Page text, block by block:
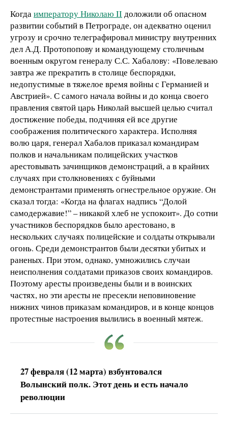
Когдаимператору Николаю IIдоложили об опасном
развитии событий в Петрограде, он адекватно оценил
угрозу и срочно телеграфировал министру внутренних
дел А.Д. Протопопову и командующему столичным
военным округом генералу С.С. Хабалову: «Повелеваю
завтра же прекратить в столице беспорядки,
недопустимые в тяжелое время войны с Германией и
Австрией». С самого начала войны и до конца своего
правления святой царь Николай высшей целью считал
достижение победы, подчиняя ей все другие
соображения политического характера. Исполняя
волю царя, генерал Хабалов приказал командирам
полков и начальникам полицейских участков
арестовывать зачинщиков демонстраций, а в крайних
случаях при столкновениях с буйными
демонстрантами применять огнестрельное оружие. Он
сказал тогда: «Когда на флагах надпись “Долой
самодержавие!” – никакой хлеб не успокоит». До сотни
участников беспорядков было арестовано, в
нескольких случаях полицейские и солдаты открывали
огонь. Среди демонстрантов были десятки убитых и
раненых. При этом, однако, умножились случаи
неисполнения солдатами приказов своих командиров.
Поэтому аресты произведены были и в воинских
частях, но эти аресты не пресекли неповиновение
нижних чинов приказам командиров, и в конце концов
протестные настроения вылились в военный мятеж.
27 февраля (12 марта) взбунтовался
Волынский полк. Этот день и есть начало
революции